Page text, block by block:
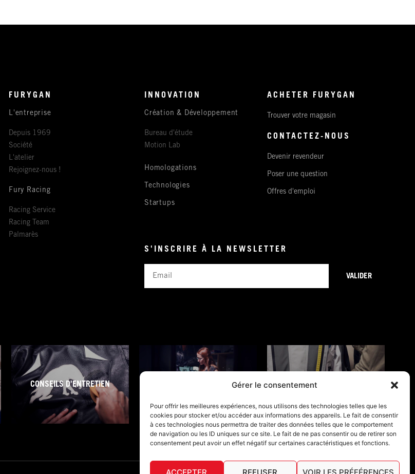
Gérer le consentement
Pour offrir les meilleures expériences, nous utilisons des technologies telles que les
cookies pour stocker et/ou accéder aux informations des appareils. Le fait de consentir
à ces technologies nous permettra de traiter des données telles que le comportement
de navigation ou les ID uniques sur ce site. Le fait de ne pas consentir ou de retirer son
consentement peut avoir un effet négatif sur certaines caractéristiques et fonctions.
ACCEPTER REFUSER VOIR LES PRÉFÉRENCES
FURYGAN
L'entreprise
Depuis 1969
Société
L'atelier
Rejoignez-nous !
Fury Racing
Racing Service
Racing Team
Palmarès
INNOVATION
Création & Développement
Bureau d'étude
Motion Lab
Homologations
Technologies
Startups
ACHETER FURYGAN
Trouver votre magasin
CONTACTEZ-NOUS
Devenir revendeur
Poser une question
Offres d'emploi
S'INSCRIRE À LA NEWSLETTER
VALIDER
CONSEILS D'ENTRETIEN CONDITIONS DE GARANTIE GUIDES TAILLES